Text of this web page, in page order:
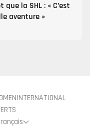
la SHL : « C’est
aventure »
INTERNATIONAL